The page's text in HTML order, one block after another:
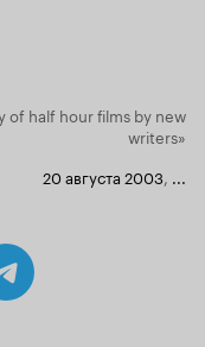
of half hour films by new
writers»
20 августа 2003, ...